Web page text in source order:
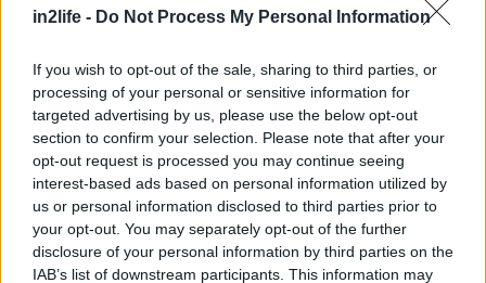
in2life - Do Not Process My Personal Information
If you wish to opt-out of the sale, sharing to third parties, or
processing of your personal or sensitive information for
targeted advertising by us, please use the below opt-out
section to confirm your selection. Please note that after your
opt-out request is processed you may continue seeing
interest-based ads based on personal information utilized by
us or personal information disclosed to third parties prior to
your opt-out. You may separately opt-out of the further
disclosure of your personal information by third parties on the
IAB’s list of downstream participants. This information may
Κατηγορουμένη : Είχε χαμηλώσει δύο σκάλες.
Πρόεδρος : Εσείς γιατί δεν ζητήσατε να ανεβαίνει
το οξύμετρο;
Κατηγορούμενη : Δεν το σκέφτηκα.
Πρόεδρος: Γιατί αφού είδατε να ανεβαίνουν οι
σφίξεις δεν κάνατε ΚΑΡΠΑ;